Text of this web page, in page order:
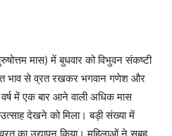
मास) में बुधवार को विभुवन संकष्टी
भाव से व्रत रखकर भगवान गणेश और
में एक बार आने वाली अधिक मास
देखने को मिला। बड़ी संख्या में